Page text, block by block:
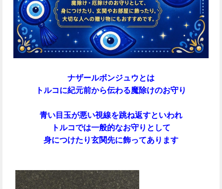
ナザールボンジュウとは
トルコに紀元前から伝わる魔除けのお守り
青い目玉が悪い視線を跳ね返すといわれ
トルコでは一般的なお守りとして
身につけたり玄関先に飾ってあります